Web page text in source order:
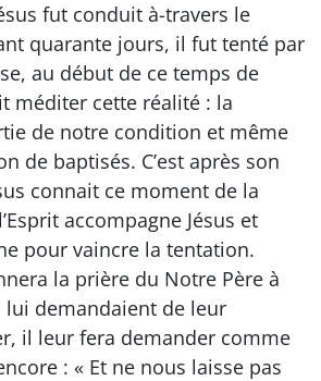
fut conduit à-travers le
quarante jours, il fut tenté par
au début de ce temps de
méditer cette réalité : la
de notre condition et même
de baptisés. C’est après son
connait ce moment de la
accompagne Jésus et
pour vaincre la tentation.
la prière du Notre Père à
lui demandaient de leur
il leur fera demander comme
: « Et ne nous laisse pas